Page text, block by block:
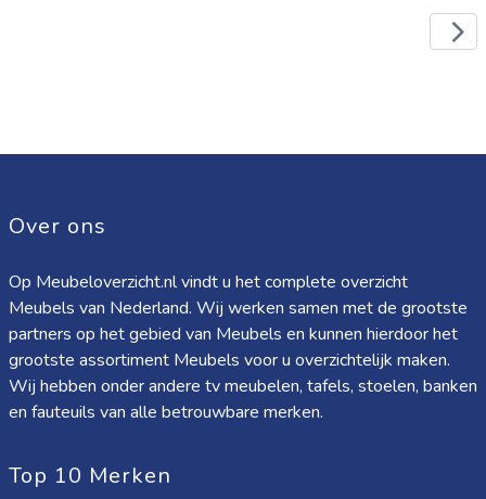
Over ons
Op Meubeloverzicht.nl vindt u het complete overzicht
Meubels van Nederland. Wij werken samen met de grootste
partners op het gebied van Meubels en kunnen hierdoor het
grootste assortiment Meubels voor u overzichtelijk maken.
Wij hebben onder andere tv meubelen, tafels, stoelen, banken
en fauteuils van alle betrouwbare merken.
Top 10 Merken